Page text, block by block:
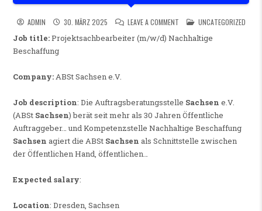
ADMIN 30. MÄRZ 2025 LEAVE A COMMENTON POSTED IN
UNCATEGORIZED
Job title:Projektsachbearbeiter (m/w/d) Nachhaltige
Beschaffung
Company:ABSt Sachsen e.V.
Job description: Die Auftragsberatungsstelle Sachsen e.V.
(ABSt Sachsen) berät seit mehr als 30 Jahren Öffentliche
Auftraggeber… und Kompetenzstelle Nachhaltige Beschaffung
Sachsen agiert die ABSt Sachsen als Schnittstelle zwischen
der Öffentlichen Hand, öffentlichen…
Expected salary:
Location: Dresden, Sachsen